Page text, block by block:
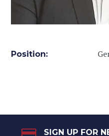
Position:
SIGN UP FOR